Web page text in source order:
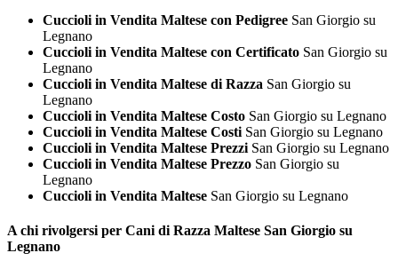
Cuccioli in Vendita Maltese con Pedigree San Giorgio su
Legnano
Cuccioli in Vendita Maltese con Certificato San Giorgio su
Legnano
Cuccioli in Vendita Maltese di Razza San Giorgio su
Legnano
Cuccioli in Vendita Maltese Costo San Giorgio su Legnano
Cuccioli in Vendita Maltese Costi San Giorgio su Legnano
Cuccioli in Vendita Maltese Prezzi San Giorgio su Legnano
Cuccioli in Vendita Maltese Prezzo San Giorgio su
Legnano
Cuccioli in Vendita Maltese San Giorgio su Legnano
A chi rivolgersi per Cani di Razza Maltese San Giorgio su
Legnano